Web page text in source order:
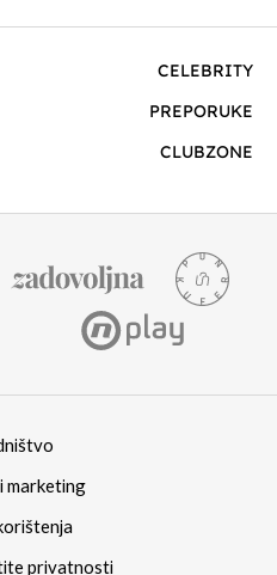
CELEBRITY
PREPORUKE
CLUBZONE
marketing
privatnosti